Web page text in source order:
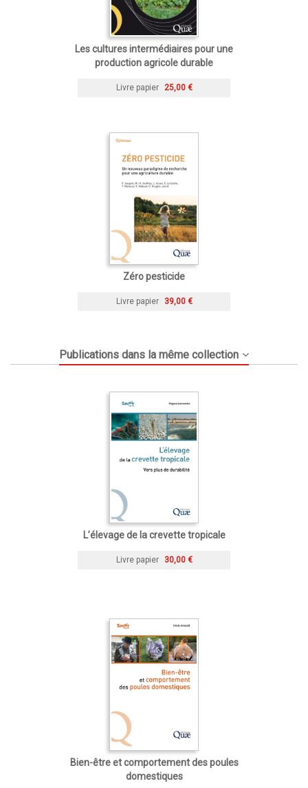
Les cultures intermédiaires pour une
production agricole durable
Livre papier 25,00 €
Zéro pesticide
Livre papier 39,00 €
Publications dans la même collection
L’élevage de la crevette tropicale
Livre papier 30,00 €
Bien-être et comportement des poules
domestiques